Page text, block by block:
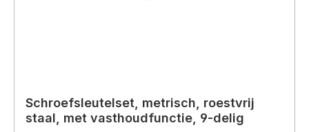
Schroefsleutelset, metrisch, roestvrij
staal, met vasthoudfunctie, 9-delig